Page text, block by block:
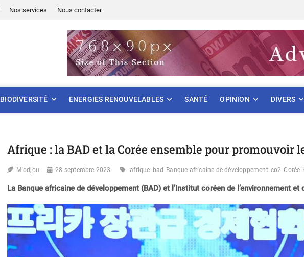
Nos services Nous contacter
BIODIVERSITÉ ENERGIES RENOUVELABLES SANTÉ OPINION DIVERS
Afrique : la BAD et la Corée ensemble pour promouvoir
Miodjou 28 septembre 2023 afrique bad Banque africaine de développement co2 Corée
La Banque africaine de développement (BAD) et l’Institut coréen de l’environnement